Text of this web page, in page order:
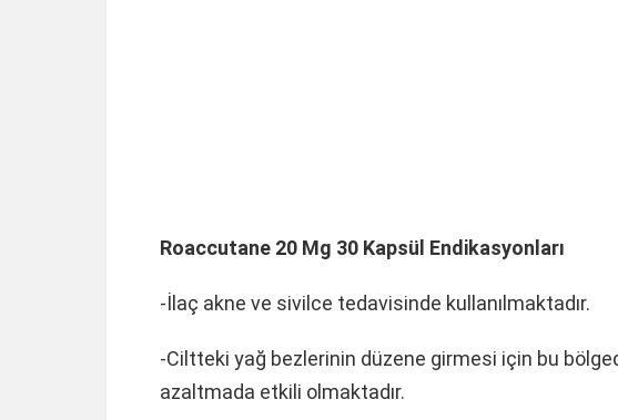
Roaccutane 20 Mg 30 Kapsül Endikasyonları
-İlaç akne ve sivilce tedavisinde kullanılmaktadır.
-Ciltteki yağ bezlerinin düzene girmesi için bu
azaltmada etkili olmaktadır.